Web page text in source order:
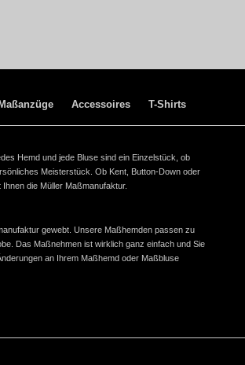
Maßanzüge Accessoires T-Shirts
Hemd und jede Bluse sind ein Einzelstück, ob
Meisterstück. Ob Kent, Button-Down oder
die Müller Maßmanufaktur.
gewebt. Unsere Maßhemden passen zu
Das Maßnehmen ist wirklich ganz einfach und Sie
an Ihrem Maßhemd oder Maßbluse